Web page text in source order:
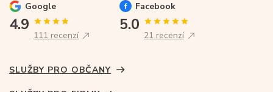
Google
4.9
111 recenzí
Facebook
5.0
21 recenzí
SLUŽBY PRO OBČANY